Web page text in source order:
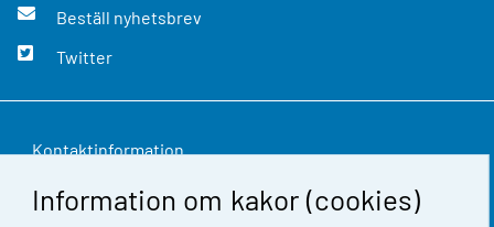
Information om kakor (cookies)
Beställ nyhetsbrev
Twitter
Kontaktinformation
Respons